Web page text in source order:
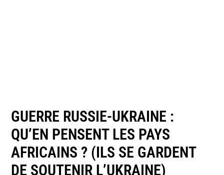
GUERRE RUSSIE-UKRAINE :
QU’EN PENSENT LES PAYS
AFRICAINS ? (ILS SE GARDENT
DE SOUTENIR L’UKRAINE)